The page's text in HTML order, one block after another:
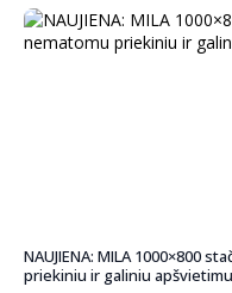
NAUJIENA: MILA 1000×800
priekiniu ir galiniu apšvietimu